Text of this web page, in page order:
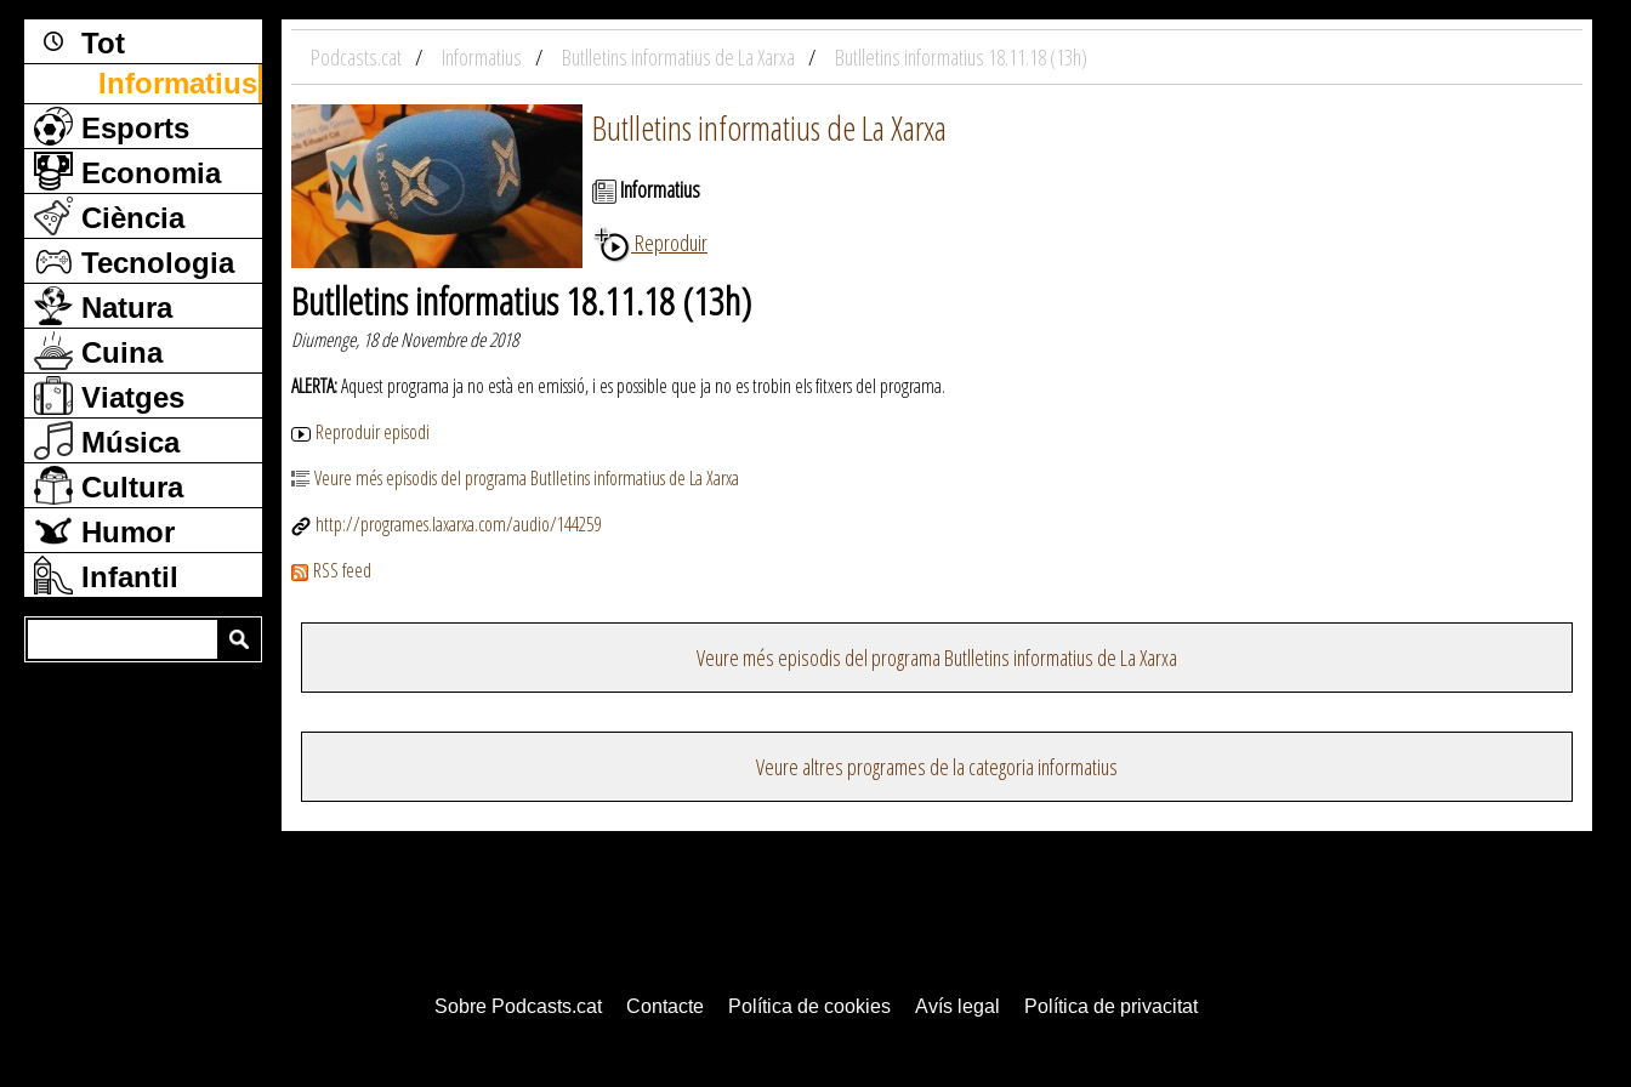
Tot
Informatius
Esports
Economia
Ciència
Tecnologia
Natura
Cuina
Viatges
Música
Cultura
Humor
Infantil
Podcasts.cat Informatius Butlletins informatius de La Xarxa Butlletins informatius 18.11.18 (13h)
Butlletins informatius de La Xarxa
Informatius
Reproduir
Butlletins informatius 18.11.18 (13h)
Diumenge, 18 de Novembre de 2018
ALERTA:Aquest programa ja no està en emissió, i es possible que ja no es trobin els fitxers del programa.
Reproduir episodi
Veure més episodis del programa Butlletins informatius de La Xarxa
http://programes.laxarxa.com/audio/144259
RSS feed
Veure més episodis del programa Butlletins informatius de La Xarxa
Veure altres programes de la categoria informatius
Sobre Podcasts.cat Contacte Política de cookies Avís legal Política de privacitat